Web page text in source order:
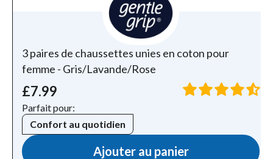
3 paires de chaussettes unies en coton pour
femme - Gris/Lavande/Rose
£7.99
Parfait pour:
Confort au quotidien
Ajouter au panier